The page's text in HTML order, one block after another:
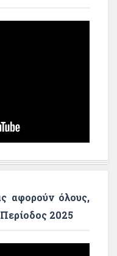
αφορούν όλους,
2025